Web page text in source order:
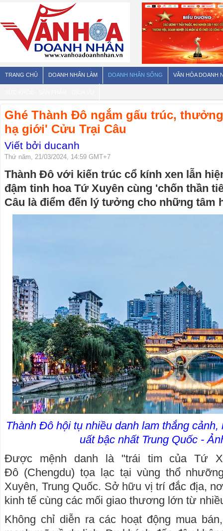
TRANG CHỦ DOANH NHÂN LÀM DOANH NHÂN SỐNG VĂN HÓA DOANH
Ghé Thành Đô ngắm gấu trúc,
hạ giới' Cửu Trại Câu
Viết bởi ducanh
Thứ năm, 21/03/2024, 14:59 GMT+7
Thành Đô với kiến trúc cổ kính xen lẫn
đậm tinh hoa Tứ Xuyên cùng 'chốn thần
Câu là điểm đến lý tưởng cho những tâm
Thành Đô hội tụ nhiều danh lam thắng
uất bậc nhất Trung Quốc -
Được mệnh danh là "trái tim của Tứ
Đô (Chengdu) tọa lạc tại vùng thổ
Xuyên, Trung Quốc. Sở hữu vị trí đắc địa,
kinh tế cùng các mối giao thương lớn từ
Không chỉ diễn ra các hoạt động mua